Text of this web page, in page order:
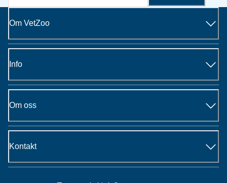
Om VetZoo
Info
Om oss
Kontakt